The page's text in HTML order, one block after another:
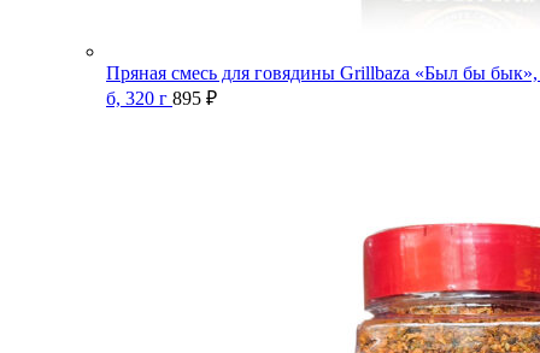
Пряная смесь для говядины Grillbaza «Был бы
б, 320 г 895 ₽